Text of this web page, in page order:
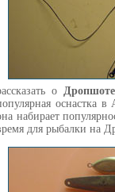
о Дропшоте
оснастка
набирает
для рыбалки на